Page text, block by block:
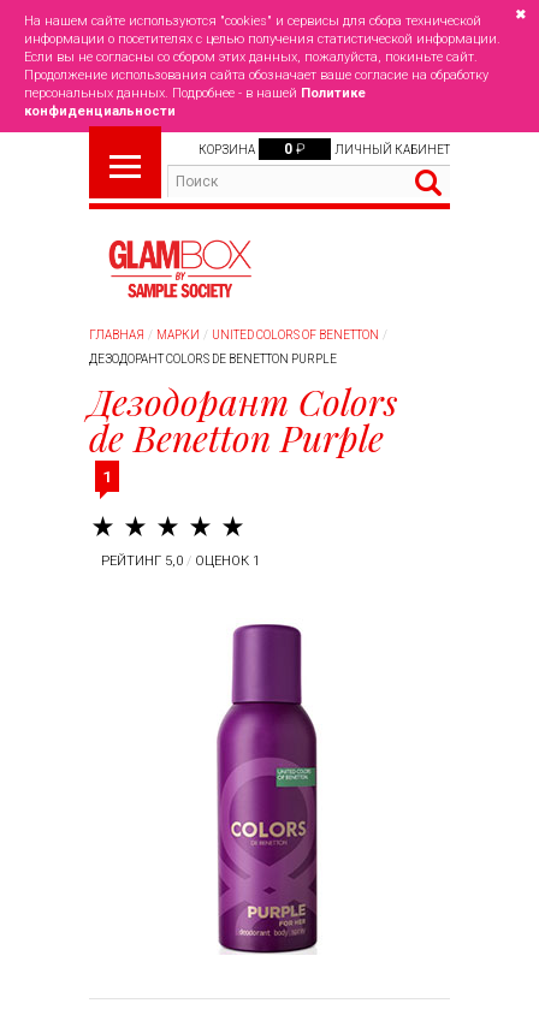
На нашем сайте используются "cookies" и сервисы для сбора технической
информации о посетителях с целью получения статистической информации.
Если вы не согласны со сбором этих данных, пожалуйста, покиньте сайт.
Продолжение использования сайта обозначает ваше согласие на обработку
персональных данных. Подробнее - в нашей Политике
конфиденциальности
✖
КОРЗИНА 0 ₽ ЛИЧНЫЙ КАБИНЕТ
ГЛАВНАЯ МАРКИ
UNITED COLORS OF BENETTON
ДЕЗОДОРАНТ COLORS DE BENETTON PURPLE
Дезодорант Colors
de Benetton Purple
1
РЕЙТИНГ 5,0 / ОЦЕНОК 1